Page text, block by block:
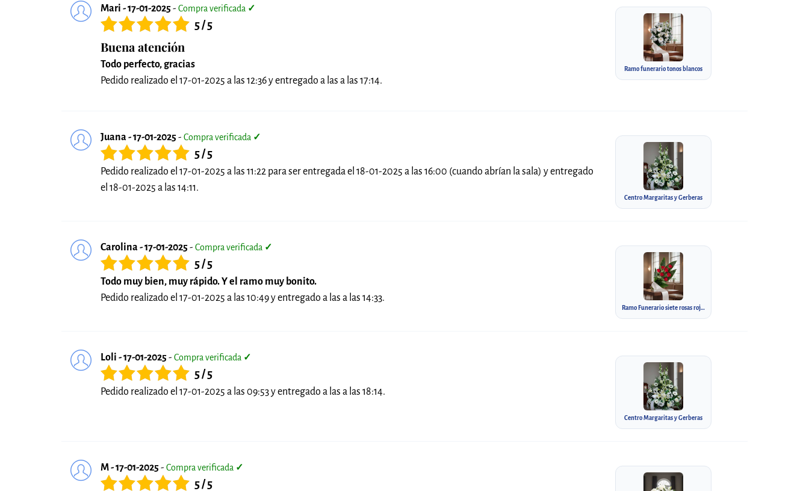
Mari - 17-01-2025- Compra verificada ✓
5 / 5
Buena atención
Todo perfecto, gracias
Pedido realizado el 17-01-2025 a las 12:36 y entregado a las a las 17:14.
Ramo funerario tonos blancos
Juana - 17-01-2025- Compra verificada ✓
5 / 5
Pedido realizado el 17-01-2025 a las 11:22 para ser entregada el 18-01-2025 a las 16:00 (cuando abrían la sala) y entregado
el 18-01-2025 a las 14:11.
Centro Margaritas y Gerberas
Carolina - 17-01-2025- Compra verificada ✓
5 / 5
Todo muy bien, muy rápido. Y el ramo muy bonito.
Pedido realizado el 17-01-2025 a las 10:49 y entregado a las a las 14:33.
Ramo Funerario siete rosas rojas
Loli - 17-01-2025- Compra verificada ✓
5 / 5
Pedido realizado el 17-01-2025 a las 09:53 y entregado a las a las 18:14.
Centro Margaritas y Gerberas
M - 17-01-2025- Compra verificada ✓
5 / 5